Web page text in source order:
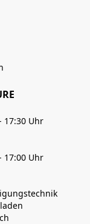
17:30 Uhr
17:00 Uhr